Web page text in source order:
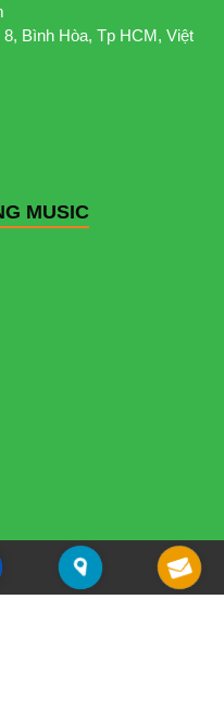
Bình Hòa, Tp HCM, Việt
MUSIC